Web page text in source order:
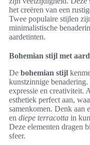
het creëren van een
Twee populaire stijlen
minimalistische
aardetinten.
Bohemian stijl met
De bohemian stijl
kunstzinnige
expressie en creativiteit.
esthetiek perfect aan,
samenkomen. Denk aan
en diepe terracotta in
Deze elementen dragen
sfeer.